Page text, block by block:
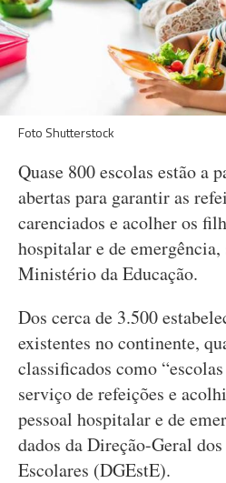
Foto Shutterstock
Quase 800 escolas estão a
abertas para garantir as
carenciados e acolher os
hospitalar e de emergência,
Ministério da Educação.
Dos cerca de 3.500
existentes no continente,
classificados como
serviço de refeições e
pessoal hospitalar e de
dados da Direção-Geral
Escolares (DGEstE).